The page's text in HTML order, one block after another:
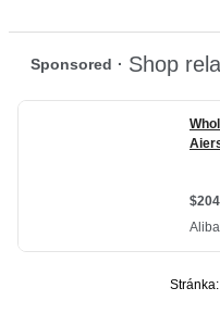
Stránka: